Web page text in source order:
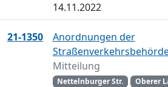
14.11.2022
21-1350
Anordnungen der
Mitteilung
Nettelnburger Str.
Oberer